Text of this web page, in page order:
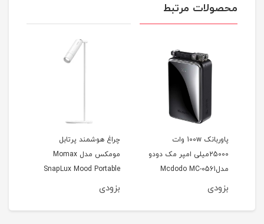
محصولات مرتبط
پاوربانک 100w وات
25000میلی امپر مک دودو
مدلMcdodo MC-0561
بزودی
چراغ هوشمند پرتابل
مومکس مدل Momax
SnapLux Mood Portable
LED QL12
بزودی